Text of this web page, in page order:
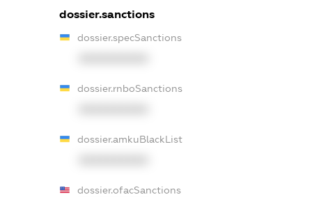
dossier.sanctions
dossier.specSanctions
dossier.rnboSanctions
dossier.amkuBlackList
dossier.ofacSanctions